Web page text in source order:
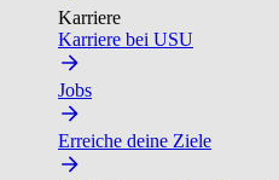
Karriere
Karriere bei USU
Jobs
Erreiche deine Ziele